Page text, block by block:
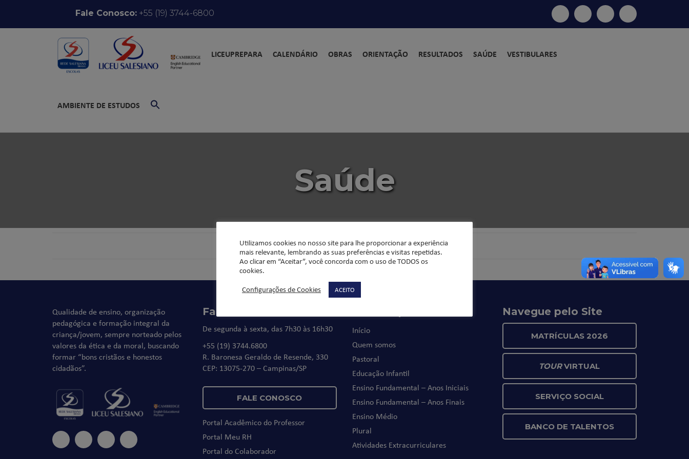
Pular para o conteúdoFale Conosco:+55 (19) 3744-6800
LICEUPREPARA CALENDÁRIO OBRAS ORIENTAÇÃO RESULTADOS SAÚDE VESTIBULARES
AMBIENTE DE ESTUDOS
Saúde
Dicas Profissionais
Qualidade de ensino, organização
pedagógica e formação integral da
criança/jovem, sempre norteado pelos
valores da ética e da moral, buscando
formar “bons cristãos e honestos
cidadãos”.
Fale Conosco
De segunda à sexta, das 7h30 às 16h30
+55 (19) 3744.6800
R. Baronesa Geraldo de Resende, 330
CEP: 13075-270 – Campinas/SP
FALE CONOSCO
Portal Acadêmico do Professor
Portal Meu RH
Portal do Colaborador
Início
Quem somos
Pastoral
Educação Infantil
Ensino Fundamental – Anos Iniciais
Ensino Fundamental – Anos Finais
Ensino Médio
Plural
Atividades Extracurriculares
Navegue pelo Site
MATRÍCULAS 2026
TOURVIRTUAL
SERVIÇO SOCIAL
BANCO DE TALENTOS
Utilizamos cookies no nosso site para lhe proporcionar a experiência
mais relevante, lembrando as suas preferências e visitas repetidas.
Ao clicar em “Aceitar”, você concorda com o uso de TODOS os
cookies.
Configurações de Cookies
ACEITO